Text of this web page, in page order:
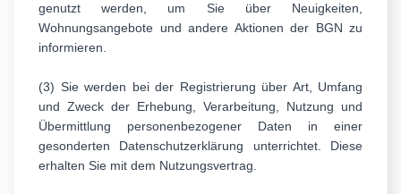
genutzt werden, um Sie über Neuigkeiten,
Wohnungsangebote und andere Aktionen der BGN zu
informieren.
(3) Sie werden bei der Registrierung über Art, Umfang
und Zweck der Erhebung, Verarbeitung, Nutzung und
Übermittlung personenbezogener Daten in einer
gesonderten Datenschutzerklärung unterrichtet. Diese
erhalten Sie mit dem Nutzungsvertrag.